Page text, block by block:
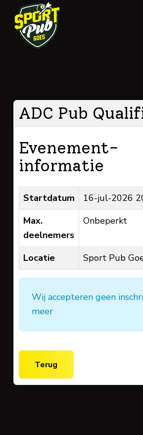
ADC Pub
Evenement-
informatie
Startdatum
16-jul-2026
Max.
deelnemers
Onbeperkt
Locatie Sport Pub
Wij accepteren geen
meer
Terug